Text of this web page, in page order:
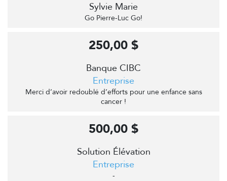
Sylvie Marie
Go Pierre-Luc Go!
Banque CIBC
Entreprise
Merci d’avoir redoublé d’efforts pour une enfance sans
cancer !
250,00 $
Solution Élévation
Entreprise
-
500,00 $